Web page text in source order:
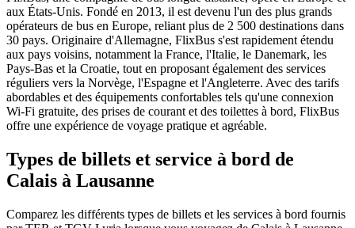
aux États-Unis. Fondé en 2013, il est devenu l'un des plus grands
opérateurs de bus en Europe, reliant plus de 2 500 destinations dans
30 pays. Originaire d'Allemagne, FlixBus s'est rapidement étendu
aux pays voisins, notamment la France, l'Italie, le Danemark, les
Pays-Bas et la Croatie, tout en proposant également des services
réguliers vers la Norvège, l'Espagne et l'Angleterre. Avec des tarifs
abordables et des équipements confortables tels qu'une connexion
Wi-Fi gratuite, des prises de courant et des toilettes à bord, FlixBus
offre une expérience de voyage pratique et agréable.
Types de billets et service à bord de
Calais à Lausanne
Comparez les différents types de billets et les services à bord fournis